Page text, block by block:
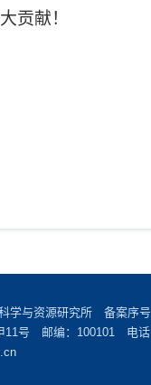
贡献！
学与资源研究所 备案序号
11号 邮编：100101 电话